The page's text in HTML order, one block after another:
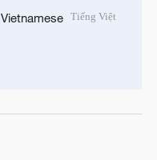
Vietnamese Tiếng Việt